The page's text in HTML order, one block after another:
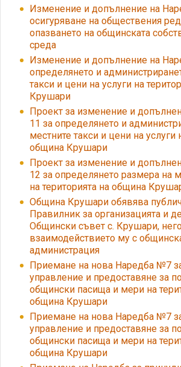
Изменение и допълнение на
осигуряване на обществения
опазването на общинската
среда
Изменение и допълнение на
определянето и
такси и цени на услуги на
Крушари
Проект за изменение и
11 за определянето и
местните такси и цени на услуги
община Крушари
Проект за изменение и
12 за определянето размера на
на територията на община
Община Крушари обявява
Правилник за организацията и
Общински съвет с. Крушари,
взаимодействието му с
администрация
Приемане на нова Наредба №7
управление и предоставяне за
общински пасища и мери на
община Крушари
Приемане на нова Наредба №7
управление и предоставяне за
общински пасища и мери на
община Крушари